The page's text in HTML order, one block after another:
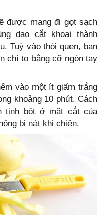
được mang đi gọt sạch
dao cắt khoai thành
Tuỳ vào thói quen, bạn
chì to bằng cỡ ngón tay
vào một ít giấm trắng
khoảng 10 phút. Cách
tinh bột ở mặt cắt của
bị nát khi chiên.